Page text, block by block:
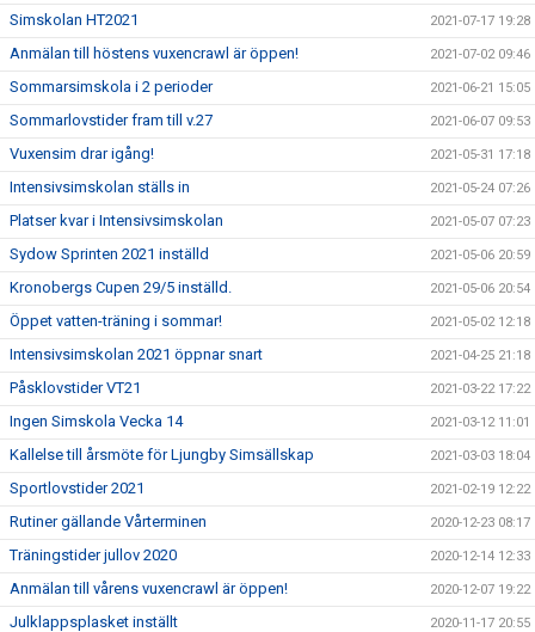
Simskolan HT2021 2021-07-17 19:28
Anmälan till höstens vuxencrawl är öppen! 2021-07-02 09:46
Sommarsimskola i 2 perioder 2021-06-21 15:05
Sommarlovstider fram till v.27 2021-06-07 09:53
Vuxensim drar igång! 2021-05-31 17:18
Intensivsimskolan ställs in 2021-05-24 07:26
Platser kvar i Intensivsimskolan 2021-05-07 07:23
Sydow Sprinten 2021 inställd 2021-05-06 20:59
Kronobergs Cupen 29/5 inställd. 2021-05-06 20:54
Öppet vatten-träning i sommar! 2021-05-02 12:18
Intensivsimskolan 2021 öppnar snart 2021-04-25 21:18
Påsklovstider VT21 2021-03-22 17:22
Ingen Simskola Vecka 14 2021-03-12 11:01
Kallelse till årsmöte för Ljungby Simsällskap 2021-03-03 18:04
Sportlovstider 2021 2021-02-19 12:22
Rutiner gällande Vårterminen 2020-12-23 08:17
Träningstider jullov 2020 2020-12-14 12:33
Anmälan till vårens vuxencrawl är öppen! 2020-12-07 19:22
Julklappsplasket inställt 2020-11-17 20:55